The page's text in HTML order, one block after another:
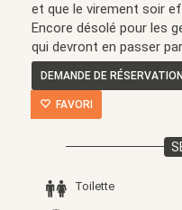
et que le virement soir
Encore désolé pour les
qui devront en passer
DEMANDE DE RÉSERVATION
FAVORI
Toilette